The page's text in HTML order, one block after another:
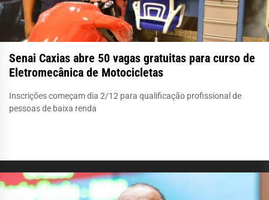
Senai Caxias abre 50 vagas gratuitas para curso de
Eletromecânica de Motocicletas
Inscrições começam dia 2/12 para qualificação profissional de
pessoas de baixa renda